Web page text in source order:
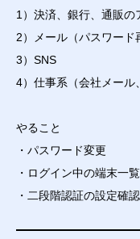
1）決済、銀行、通販の
2）メール（パスワード
3）SNS
4）仕事系（会社メール
やること
・パスワード変更
・ログイン中の端末一
・二段階認証の設定確